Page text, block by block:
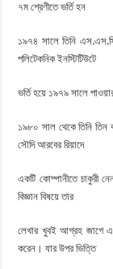
৭ম শ্রেণীতে ভর্তি হন
১৯৭৪ সালে তিনি
পলিটেকনিক ইনস্টিটিউটে
ভর্তি হয়ে ১৯৭৯ সালে
১৯৮০ সাল থেকে তিনি তিন
সৌদি আরবের রিয়াদে
একটি কোম্পানীতে চাকুরী
বিজ্ঞান বিষয়ে তার
লেখার খুবই আগ্রহ জাগে
করেন। যার উপর ভিত্তি